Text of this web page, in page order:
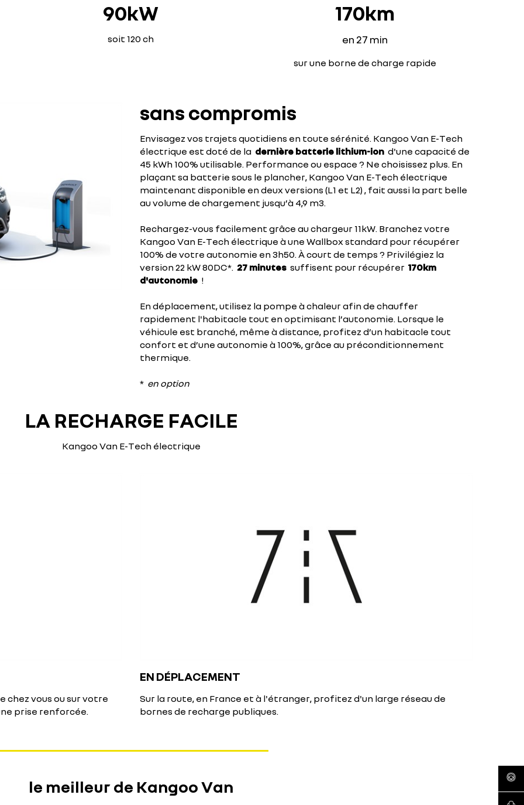
90kW
soit 120 ch
170km
en 27 min
sur une borne de charge rapide
sans compromis
Envisagez vos trajets quotidiens en toute sérénité. Kangoo Van E-Tech
électrique est doté de la dernière batterie lithium-ion d'une capacité de
45 kWh 100% utilisable. Performance ou espace ? Ne choisissez plus. En
plaçant sa batterie sous le plancher, Kangoo Van E-Tech électrique
maintenant disponible en deux versions (L1 et L2) , fait aussi la part belle
au volume de chargement jusqu’à 4,9 m3.
Rechargez-vous facilement grâce au chargeur 11kW. Branchez votre
Kangoo Van E-Tech électrique à une Wallbox standard pour récupérer
100% de votre autonomie en 3h50. À court de temps ? Privilégiez la
version 22 kW 80DC*. 27 minutes suffisent pour récupérer 170km
d'autonomie !
En déplacement, utilisez la pompe à chaleur afin de chauffer
rapidement l'habitacle tout en optimisant l’autonomie. Lorsque le
véhicule est branché, même à distance, profitez d’un habitacle tout
confort et d’une autonomie à 100%, grâce au préconditionnement
thermique.
* en option
LA RECHARGE FACILE
Kangoo Van E-Tech électrique
chez vous ou sur votre
prise renforcée.
EN DÉPLACEMENT
Sur la route, en France et à l'étranger, profitez d'un large réseau de
bornes de recharge publiques.
le meilleur de Kangoo Van